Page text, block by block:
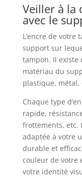
Veiller à la
avec le
L’encre de
support sur
tampon. Il existe
matériau du
plastique, métal,
Chaque type
rapide,
frottements, etc.
adaptée à votre
durable et
couleur de votre
votre identité